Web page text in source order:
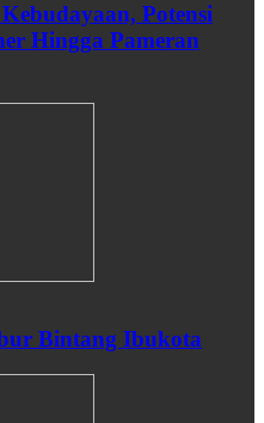
Potensi
Hingga Pameran
Bintang Ibukota